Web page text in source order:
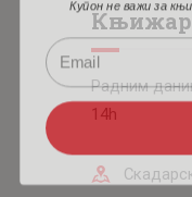
Радним
14h